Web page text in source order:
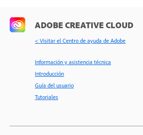
ADOBE CREATIVE CLOUD
< Visitar el Centro de ayuda de Adobe
Información y asistencia técnica
Introducción
Guía del usuario
Tutoriales